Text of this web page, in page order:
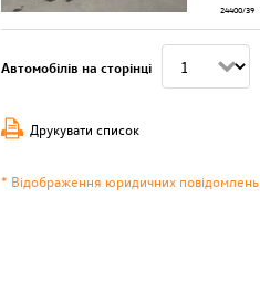
24400/39
Автомобілів на сторінці
Друкувати список
* Відображення юридичних повідомлень